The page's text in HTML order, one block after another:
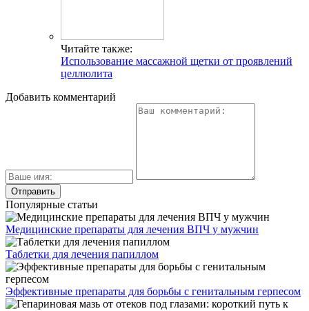
Читайте также:
Использование массажной щетки от проявлений
целлюлита
Добавить комментарий
Популярные статьи
Медицинские препараты для лечения ВПЧ у мужчин
Таблетки для лечения папиллом
Эффективные препараты для борьбы с генитальным герпесом